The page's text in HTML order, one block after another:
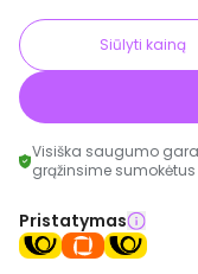
Siūlyti kainą
Visiška saugumo
grąžinsime
Pristatymas